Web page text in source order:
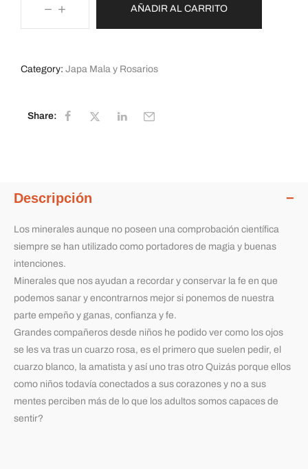
AÑADIR AL CARRITO
Category: Japa Mala y Rosarios
Share:
Descripción
Los minerales aunque no poseen una comprobación científica
siempre se han utilizado como portadores de magia y buenas
intenciones.
Minerales que nos ayudan a recordar y conservar la fe en que
podemos sanar y encontrarnos mejor si ponemos de nuestra
parte empeño y ganas, confianza y fe.
Grandes compañeros desde niños he podido ver como los ojos
se les va tras un cuarzo rosa, es el primero que suelen pedir, el
cuarzo blanco, la amatista y así uno tras otro Quizás porque ellos
como niños todavía conectados a sus corazones y no a sus
mentes perciben más de lo que los adultos somos capaces de
sentir?